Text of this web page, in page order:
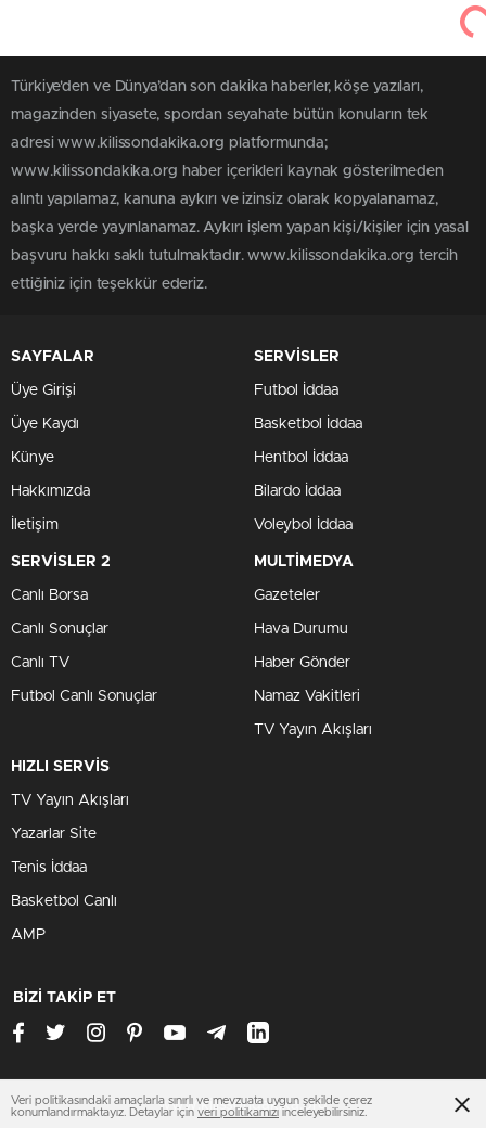
Türkiye'den ve Dünya’dan son dakika haberler, köşe yazıları,
magazinden siyasete, spordan seyahate bütün konuların tek
adresi www.kilissondakika.org platformunda;
www.kilissondakika.org haber içerikleri kaynak gösterilmeden
alıntı yapılamaz, kanuna aykırı ve izinsiz olarak kopyalanamaz,
başka yerde yayınlanamaz. Aykırı işlem yapan kişi/kişiler için yasal
başvuru hakkı saklı tutulmaktadır. www.kilissondakika.org tercih
ettiğiniz için teşekkür ederiz.
SAYFALAR
Üye Girişi
Üye Kaydı
Künye
Hakkımızda
İletişim
SERVİSLER
Futbol İddaa
Basketbol İddaa
Hentbol İddaa
Bilardo İddaa
Voleybol İddaa
SERVİSLER 2
Canlı Borsa
Canlı Sonuçlar
Canlı TV
Futbol Canlı Sonuçlar
MULTİMEDYA
Gazeteler
Hava Durumu
Haber Gönder
Namaz Vakitleri
TV Yayın Akışları
HIZLI SERVİS
TV Yayın Akışları
Yazarlar Site
Tenis İddaa
Basketbol Canlı
AMP
BİZİ TAKİP ET
www.kilissondakika.org
Veri politikasındaki amaçlarla sınırlı ve mevzuata uygun şekilde çerez
konumlandırmaktayız. Detaylar için veri politikamızı inceleyebilirsiniz.